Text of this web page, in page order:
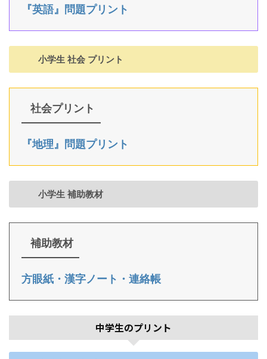
『英語』問題プリント
小学生 社会 プリント
社会プリント
『地理』問題プリント
小学生 補助教材
補助教材
方眼紙・漢字ノート・連絡帳
中学生のプリント